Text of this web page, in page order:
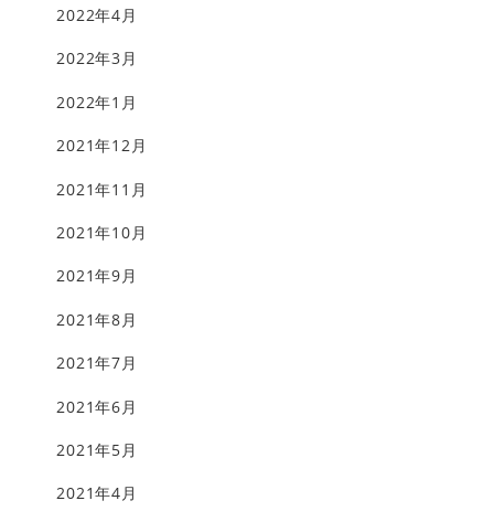
2022年4月
2022年3月
2022年1月
2021年12月
2021年11月
2021年10月
2021年9月
2021年8月
2021年7月
2021年6月
2021年5月
2021年4月